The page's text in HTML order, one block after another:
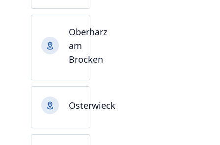
Oberharz
am
Brocken
Osterwieck